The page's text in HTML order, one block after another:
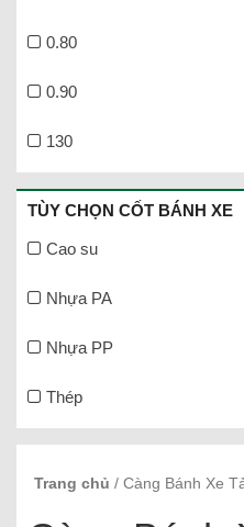
0.80
0.90
130
TÙY CHỌN CỐT BÁNH XE
Cao su
Nhựa PA
Nhựa PP
Thép
Trang chủ / Càng Bánh Xe